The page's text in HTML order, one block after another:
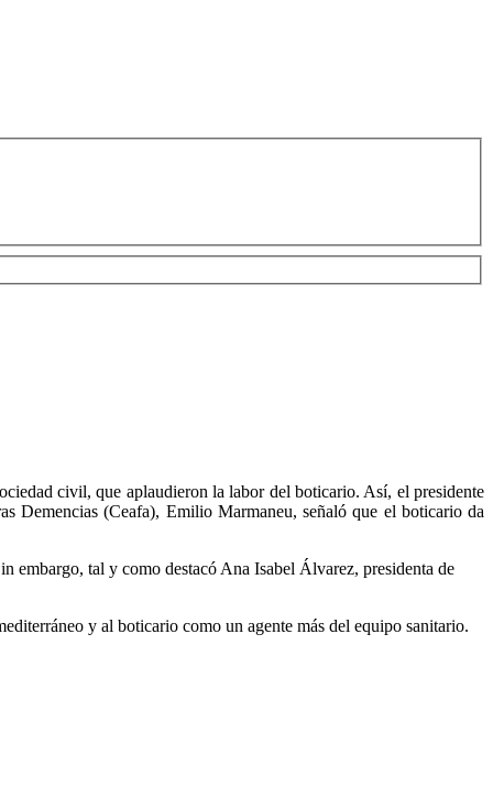
civil, que aplaudieron la labor del boticario. Así, el presidente
Demencias (Ceafa), Emilio Marmaneu, señaló que el boticario da
embargo, tal y como destacó Ana Isabel Álvarez, presidenta de
y al boticario como un agente más del equipo sanitario.